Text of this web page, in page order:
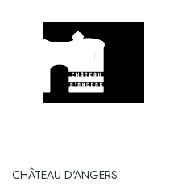
CHÂTEAU D'ANGERS